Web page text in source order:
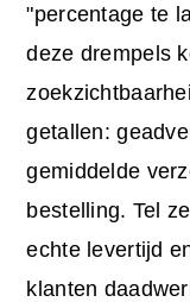
"percentage te
deze drempels
getallen:
gemiddelde
bestelling. Tel
echte levertijd
klanten